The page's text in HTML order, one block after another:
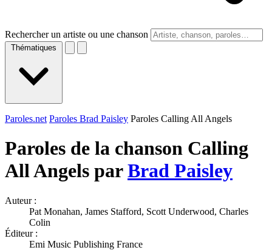
Rechercher un artiste ou une chanson
Thématiques
Paroles.net Paroles Brad Paisley Paroles Calling All Angels
Paroles de la chanson Calling
All Angels parBrad Paisley
Auteur :
Pat Monahan, James Stafford, Scott Underwood, Charles
Colin
Éditeur :
Emi Music Publishing France